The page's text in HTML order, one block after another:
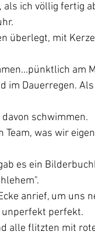
ich völlig fertig
überlegt, mit
am
Dauerregen.
schwimmen.
was wir
es ein
anrief, um uns
unperfekt perfekt.
alle flitzten mit